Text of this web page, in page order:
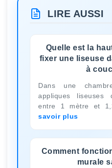
LIRE AUSSI
Quelle est la
fixer une liseuse
à
Dans une
appliques liseuses
entre 1 mètre et
savoir plus
Comment
murale